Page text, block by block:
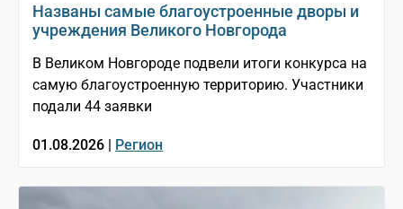
Названы самые благоустроенные дворы и
учреждения Великого Новгорода
В Великом Новгороде подвели итоги конкурса на
самую благоустроенную территорию. Участники
подали 44 заявки
01.08.2026 | Регион